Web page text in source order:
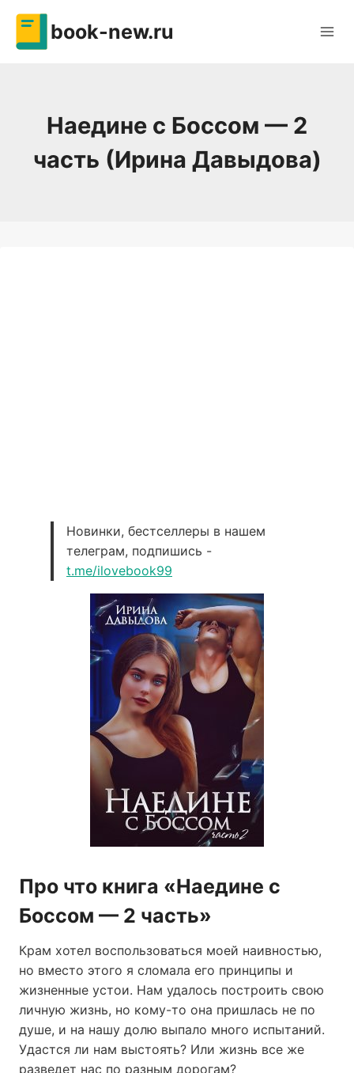
Перейти
содержимому
book-new.ru
Наедине с Боссом — 2
часть (Ирина Давыдова)
Новинки, бестселлеры в нашем
телеграм, подпишись -
t.me/ilovebook99
Про что книга «Наедине с
Боссом — 2 часть»
Крам хотел воспользоваться моей наивностью,
но вместо этого я сломала его принципы и
жизненные устои. Нам удалось построить свою
личную жизнь, но кому-то она пришлась не по
душе, и на нашу долю выпало много испытаний.
Удастся ли нам выстоять? Или жизнь все же
разведет нас по разным дорогам?